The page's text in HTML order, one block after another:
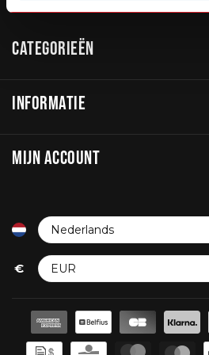
CATEGORIEËN
INFORMATIE
MIJN ACCOUNT
€